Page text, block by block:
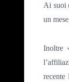
Ai suoi
un
Inoltre
recente